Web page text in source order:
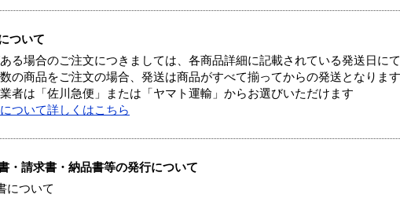
ついて
る場合のご注文につきましては、各商品詳細に記載されている発送日に
の商品をご注文の場合、発送は商品がすべて揃ってからの発送となります
者は「佐川急便」または「ヤマト運輸」からお選びいただけます
ついて詳しくはこちら
・請求書・納品書等の発行について
について